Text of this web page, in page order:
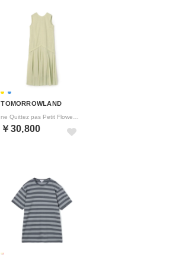
TOMORROWLAND
￥30,800